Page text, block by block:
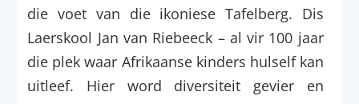
die voet van die ikoniese Tafelberg. Dis
Laerskool Jan van Riebeeck – al vir 100 jaar
die plek waar Afrikaanse kinders hulself kan
uitleef. Hier word diversiteit gevier en